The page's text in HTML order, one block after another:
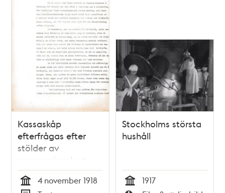
Kassaskåp
efterfrågas efter
stölder av
ransoneringskort
4 november 1918
Stockholms största
hushåll
1917